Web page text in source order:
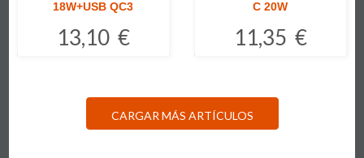
18W+USB QC3
13,10 €
C 20W
11,35 €
CARGAR MÁS ARTÍCULOS